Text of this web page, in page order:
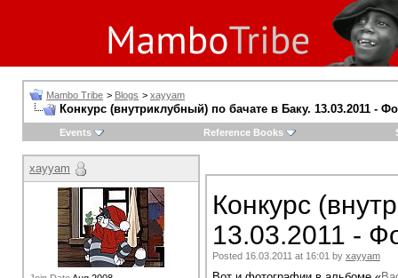
Mambo Tribe > Blogs > xayyam
Конкурс (внутриклубный) по бачате в Баку. 13.03.2011 -
Events Reference Books
Конкурс
13.03.2011 -
Posted 16.03.2011 at 16:01 by xayyam
xayyam